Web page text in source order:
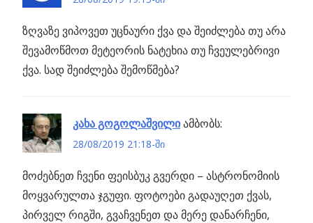
ზღვაზე ვიპოვეთ უცნაური ქვა და შეიძლება თუ არა
შევამოწმოთ მეტეორის ნატეხია თუ ჩვეულებრივი
ქვა. სად შეიძლება შემოწმება?
კახა გოგოლაშვილიამბობს:
28/08/2019 21:18-ში
მოძებნეთ ჩვენი ფეისბუკ გვერდი – ასტრონომიის
მოყვარულთა ჯგუფი. ფოტოები გადაუღეთ ქვას,
პირველ რიგში, გვაჩვენეთ და მერე დანარჩენი,